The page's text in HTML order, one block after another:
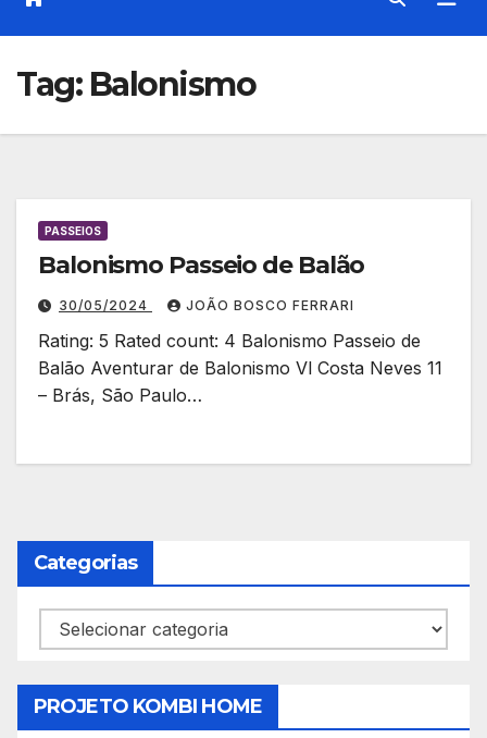
Tag: Balonismo
PASSEIOS
Balonismo Passeio de Balão
30/05/2024 JOÃO BOSCO FERRARI
Rating: 5 Rated count: 4 Balonismo Passeio de
Balão Aventurar de Balonismo Vl Costa Neves 11
– Brás, São Paulo…
Categorias
Categorias
PROJETO KOMBI HOME